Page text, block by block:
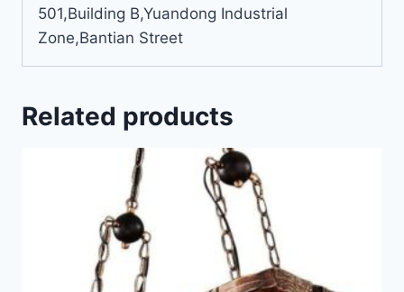
501,Building B,Yuandong Industrial
Zone,Bantian Street
Related products